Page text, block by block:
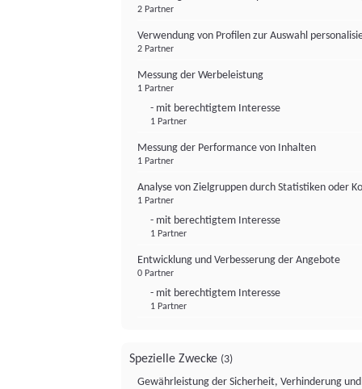
2 Partner
Verwendung von Profilen zur Auswahl
2 Partner
Messung der Werbeleistung
1 Partner
- mit berechtigtem Interesse
1 Partner
Messung der Performance von Inhalten
1 Partner
Analyse von Zielgruppen durch Statistiken oder
1 Partner
- mit berechtigtem Interesse
1 Partner
Entwicklung und Verbesserung der Angebote
0 Partner
- mit berechtigtem Interesse
1 Partner
Spezielle Zwecke (3)
Gewährleistung der Sicherheit, Verhinderung